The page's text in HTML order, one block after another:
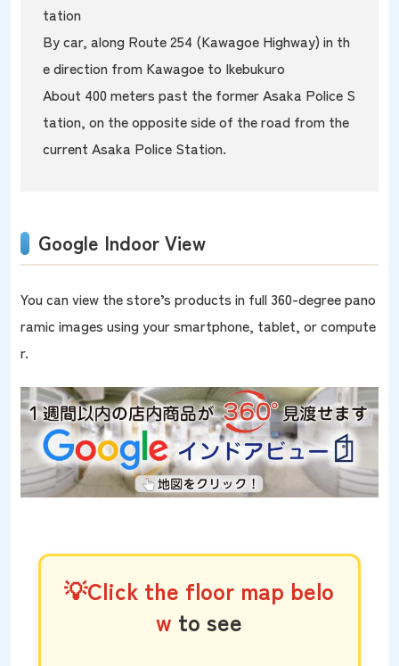
tation
By car, along Route 254 (Kawagoe Highway) in th
e direction from Kawagoe to Ikebukuro
About 400 meters past the former Asaka Police S
tation, on the opposite side of the road from the
current Asaka Police Station.
Google Indoor View
You can view the store’s products in full 360-degree pano
ramic images using your smartphone, tablet, or compute
r.
💡Click the floor map belo
w to see